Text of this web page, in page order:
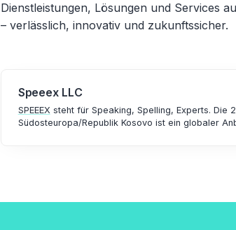
Dienstleistungen, Lösungen und Services
– verlässlich, innovativ und zukunftssicher.
Speeex LLC
SPEEEX steht für Speaking, Spelling, Experts. Die
Südosteuropa/Republik Kosovo ist ein globaler